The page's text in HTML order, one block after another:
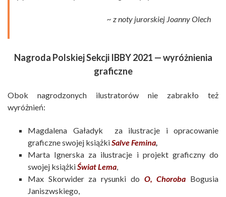
~ z noty jurorskiej Joanny Olech
Nagroda Polskiej Sekcji IBBY 2021 — wyróżnienia
graficzne
Obok nagrodzonych ilustratorów nie zabrakło też
wyróżnień:
Magdalena Gaładyk za ilustracje i opracowanie
graficzne swojej książkiSalve Femina
Marta Ignerska za ilustracje i projekt graficzny do
swojej książkiŚwiat Lema
Max Skorwider za rysunki do O, Choroba Bogusia
Janiszwskiego,